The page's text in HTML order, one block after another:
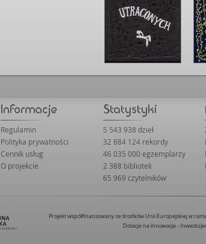
Regulamin
Polityka prywatności
Cennik usług
O projekcie
5 543 938 dzieł
32 884 124 rekordy
46 035 000 egzemplarzy
2 388 bibliotek
65 969 czytelników
Projekt współfinansowany ze środków Unii Europejskiej w
Dotacje na innowacje -